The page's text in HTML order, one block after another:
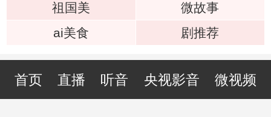
祖国美
微故事
ai美食
剧推荐
首页 直播 听音 央视影音 微视频